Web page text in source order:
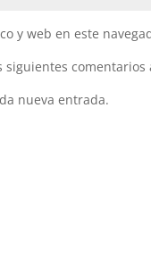
y web en este
comentarios
nueva entrada.